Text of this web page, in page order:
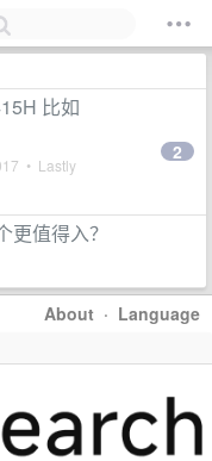
比如
• Lastly
2
值得入？
About · Language